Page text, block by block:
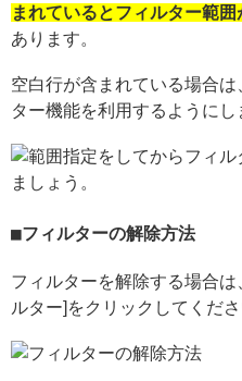
まれているとフィルター範
あります。
空白行が含まれている場合
ター機能を利用するようにし
フィルターの解除方法
フィルターを解除する場合
ルター]をクリックしてくださ